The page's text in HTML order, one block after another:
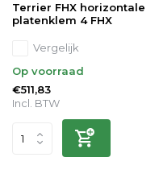
Terrier FHX horizontale
platenklem 4 FHX
Vergelijk
Op voorraad
€511,83
Incl. BTW